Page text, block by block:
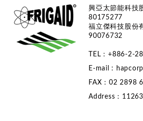
興亞太節能科技
80175277
福立傑科技股份
90076732
TEL：+886-2-
E-mail :
FAX：02 2898
Address：